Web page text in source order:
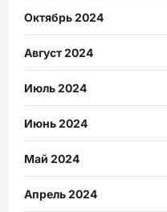
Октябрь 2024
Август 2024
Июль 2024
Июнь 2024
Май 2024
Апрель 2024